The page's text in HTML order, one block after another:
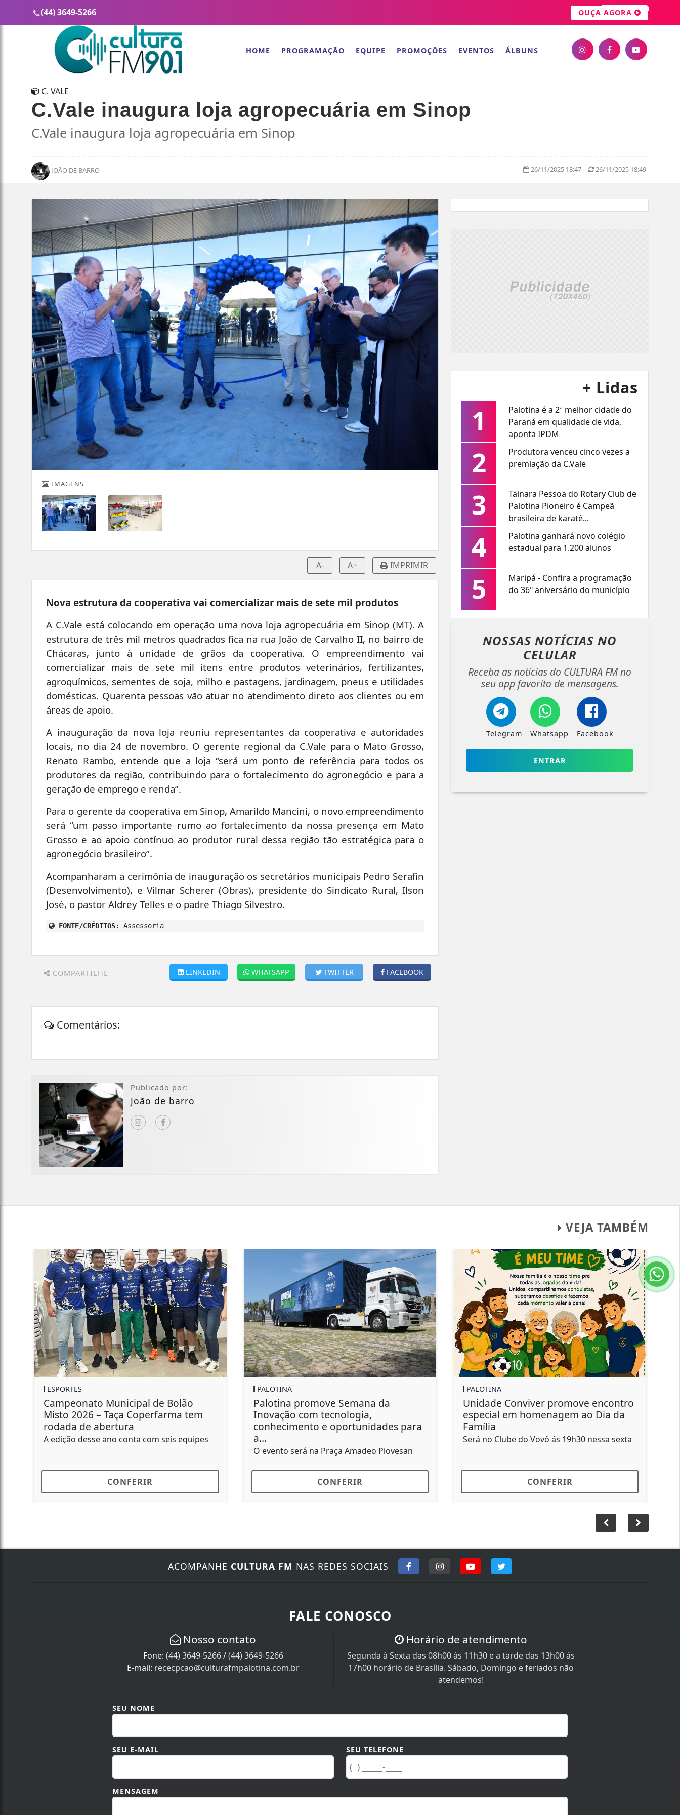
(44) 3649-5266 OUÇA AGORA
HOME PROGRAMAÇÃO EQUIPE PROMOÇÕES EVENTOS ÁLBUNS
C. VALE
C.Vale inaugura loja agropecuária em Sinop
C.Vale inaugura loja agropecuária em Sinop
JOÃO DE BARRO 26/11/2025 18:47 26/11/2025 18:49
IMAGENS
A- A+ IMPRIMIR
Nova estrutura da cooperativa vai comercializar mais de sete mil produtos
A C.Vale está colocando em operação uma nova loja agropecuária em Sinop (MT). A
estrutura de três mil metros quadrados fica na rua João de Carvalho II, no bairro de
Chácaras, junto à unidade de grãos da cooperativa. O empreendimento vai
comercializar mais de sete mil itens entre produtos veterinários, fertilizantes,
agroquímicos, sementes de soja, milho e pastagens, jardinagem, pneus e utilidades
domésticas. Quarenta pessoas vão atuar no atendimento direto aos clientes ou em
áreas de apoio.
A inauguração da nova loja reuniu representantes da cooperativa e autoridades
locais, no dia 24 de novembro. O gerente regional da C.Vale para o Mato Grosso,
Renato Rambo, entende que a loja “será um ponto de referência para todos os
produtores da região, contribuindo para o fortalecimento do agronegócio e para a
geração de emprego e renda”.
Para o gerente da cooperativa em Sinop, Amarildo Mancini, o novo empreendimento
será “um passo importante rumo ao fortalecimento da nossa presença em Mato
Grosso e ao apoio contínuo ao produtor rural dessa região tão estratégica para o
agronegócio brasileiro”.
Acompanharam a cerimônia de inauguração os secretários municipais Pedro Serafin
(Desenvolvimento), e Vilmar Scherer (Obras), presidente do Sindicato Rural, Ilson
José, o pastor Aldrey Telles e o padre Thiago Silvestro.
FONTE/CRÉDITOS: Assessoria
COMPARTILHE FACEBOOK
TWITTER
WHATSAPP
LINKEDIN
Comentários:
Publicado por:
João de barro
+ Lidas
1
Palotina é a 2ª melhor cidade do
Paraná em qualidade de vida,
aponta IPDM
2
Produtora venceu cinco vezes a
premiação da C.Vale
3
Tainara Pessoa do Rotary Club de
Palotina Pioneiro é Campeã
brasileira de karatê...
4
Palotina ganhará novo colégio
estadual para 1.200 alunos
5
Maripá - Confira a programação
do 36º aniversário do município
NOSSAS NOTÍCIASNO
CELULAR
Receba as notícias do CULTURA FM no
seu app favorito de mensagens.
Telegram Whatsapp Facebook
ENTRAR
VEJA TAMBÉM
de Bolão
Coperfarma tem
com seis equipes
Palotina promove Semana da
Inovação com tecnologia,
conhecimento e oportunidades para
a...
O evento será na Praça Amadeo Piovesan
Unidade Conviver promove encontro
especial em homenagem ao Dia da
Família
Será no Clube do Vovô ás 19h30 nessa sexta
Prefeitura promove "Palotina
Ação" no Jardim Esperança
Ação acontece no próximo sábado
ACOMPANHE CULTURA FM NAS REDES SOCIAIS
FALE CONOSCO
Nosso contato
Fone: (44) 3649-5266/(44) 3649-5266
E-mail: rececpcao@culturafmpalotina.com.br
Horário de atendimento
Segunda à Sexta das 08h00 às 11h30 e a tarde das 13h00 ás
17h00 horário de Brasília. Sábado, Domingo e feriados não
atendemos!
SEU NOME
SEU E-MAIL SEU TELEFONE
MENSAGEM